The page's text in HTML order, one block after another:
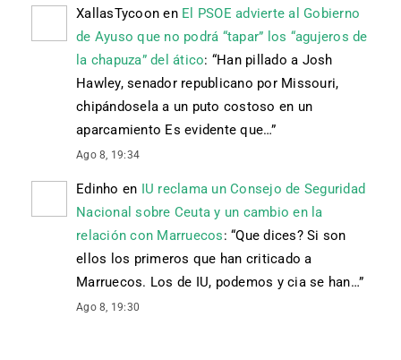
XallasTycoon en El PSOE advierte al Gobierno
de Ayuso que no podrá “tapar” los “agujeros de
la chapuza” del ático: “Han pillado a Josh
Hawley, senador republicano por Missouri,
chipándosela a un puto costoso en un
aparcamiento Es evidente que…”
Ago 8, 19:34
Edinho en IU reclama un Consejo de Seguridad
Nacional sobre Ceuta y un cambio en la
relación con Marruecos: “Que dices? Si son
ellos los primeros que han criticado a
Marruecos. Los de IU, podemos y cia se han…”
Ago 8, 19:30